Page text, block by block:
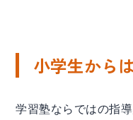
小学生からは
学習塾ならではの指